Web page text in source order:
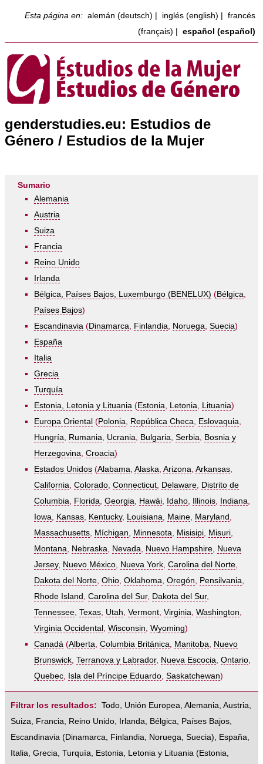
Esta página en: alemán (deutsch) inglés (english)
francés
(français)
español (español)
genderstudies.eu: Estudios de
Género / Estudios de la Mujer
Sumario
Alemania
Austria
Suiza
Francia
Reino Unido
Irlanda
Bélgica, Países Bajos, Luxemburgo (BENELUX) (Bélgica,
Países Bajos)
Escandinavia (Dinamarca, Finlandia, Noruega, Suecia)
España
Italia
Grecia
Turquía
Estonia, Letonia y Lituania (Estonia, Letonia, Lituania)
Europa Oriental (Polonia, República Checa, Eslovaquia,
Hungría, Rumania, Ucrania, Bulgaria, Serbia, Bosnia y
Herzegovina, Croacia)
Estados Unidos (Alabama, Alaska, Arizona, Arkansas,
California, Colorado, Connecticut, Delaware, Distrito de
Columbia, Florida, Georgia, Hawái, Idaho, Illinois, Indiana,
Iowa, Kansas, Kentucky, Louisiana, Maine, Maryland ,
Massachusetts, Míchigan, Minnesota, Misisipi, Misuri,
Montana, Nebraska, Nevada, Nuevo Hampshire, Nueva
Jersey, Nuevo México, Nueva York, Carolina del Norte,
Dakota del Norte, Ohio, Oklahoma, Oregón, Pensilvania,
Rhode Island , Carolina del Sur, Dakota del Sur,
Tennessee, Texas, Utah, Vermont, Virginia, Washington,
Virginia Occidental , Wisconsin, Wyoming)
Canadá (Alberta, Columbia Británica, Manitoba, Nuevo
Brunswick, Terranova y Labrador, Nueva Escocia, Ontario,
Quebec, Isla del Príncipe Eduardo, Saskatchewan)
Filtrar los resultados: Todo, Unión Europea, Alemania, Austria,
Suiza, Francia, Reino Unido, Irlanda, Bélgica, Países Bajos,
Escandinavia (Dinamarca, Finlandia, Noruega, Suecia), España,
Italia, Grecia, Turquía, Estonia, Letonia y Lituania (Estonia,